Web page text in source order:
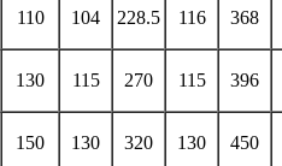
110 104 228.5 116 368
130 115 270 115 396
150 130 320 130 450